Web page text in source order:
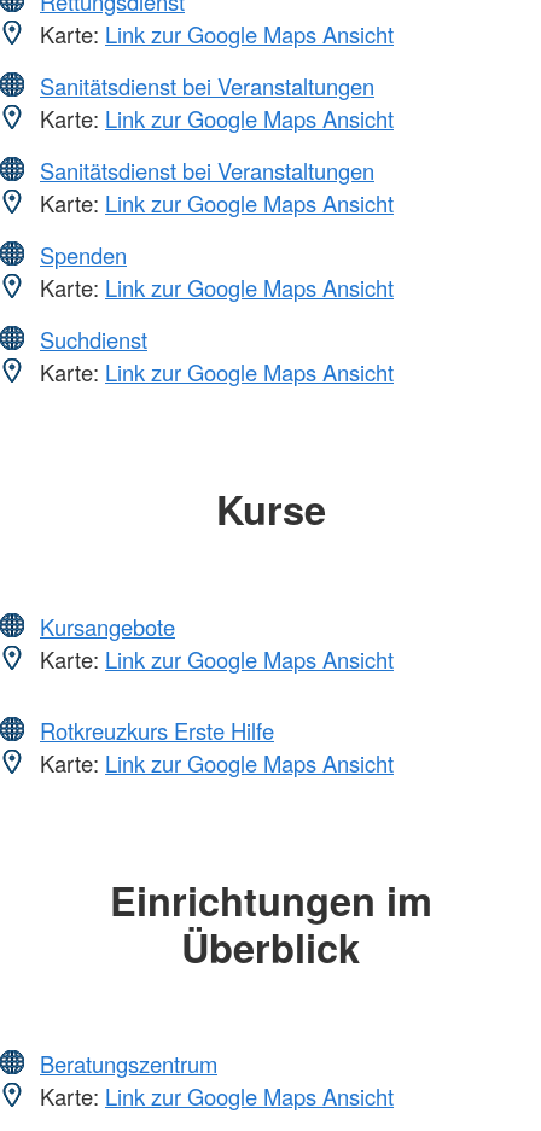
Karte: Link zur Google Maps Ansicht
Sanitätsdienst bei Veranstaltungen
Karte: Link zur Google Maps Ansicht
Sanitätsdienst bei Veranstaltungen
Karte: Link zur Google Maps Ansicht
Spenden
Karte: Link zur Google Maps Ansicht
Suchdienst
Karte: Link zur Google Maps Ansicht
Kurse
Kursangebote
Karte: Link zur Google Maps Ansicht
Rotkreuzkurs Erste Hilfe
Karte: Link zur Google Maps Ansicht
Einrichtungen im
Überblick
Beratungszentrum
Karte: Link zur Google Maps Ansicht